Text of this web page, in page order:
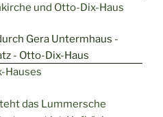
und Otto-Dix-Haus
Hauses
das Lummersche